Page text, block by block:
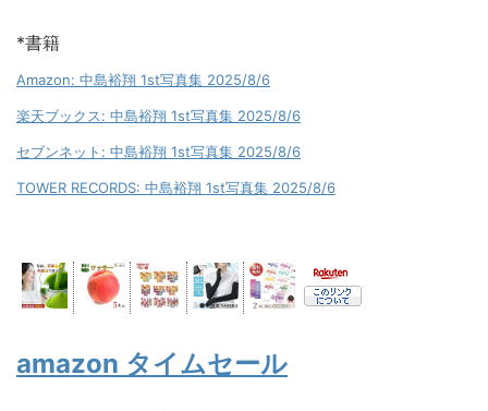
*書籍
Amazon: 中島裕翔 1st写真集 2025/8/6
楽天ブックス: 中島裕翔 1st写真集 2025/8/6
セブンネット: 中島裕翔 1st写真集 2025/8/6
TOWER RECORDS: 中島裕翔 1st写真集 2025/8/6
amazon タイムセール